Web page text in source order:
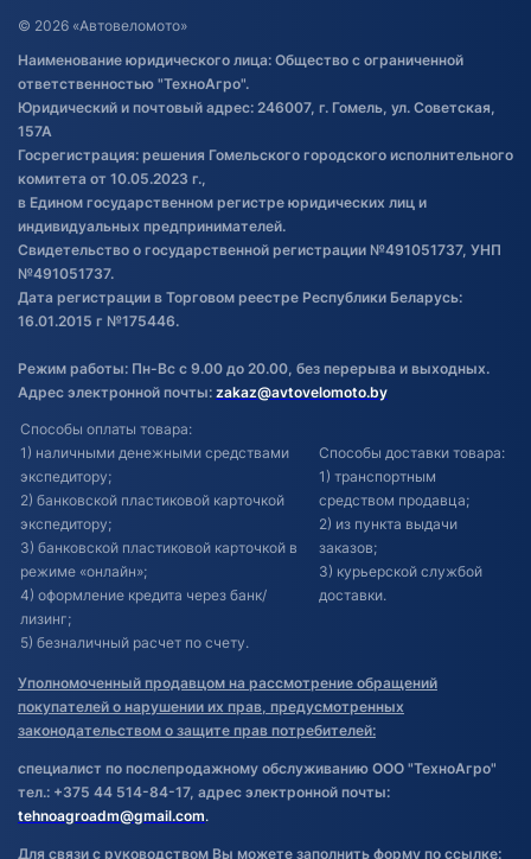
Договор публичной оферты
Обработка файлов cookie
Постановка транспорта на учет
Обновления в ЭПТС 2024
© 2026 «Автовеломото»
Наименование юридического лица: Общество с ограниченной
ответственностью "ТехноАгро".
Юридический и почтовый адрес: 246007, г. Гомель, ул. Советская,
157А
Госрегистрация: решения Гомельского городского исполнительного
комитета от 10.05.2023 г.,
в Едином государственном регистре юридических лиц и
индивидуальных предпринимателей.
Свидетельство о государственной регистрации №491051737, УНП
№491051737.
Дата регистрации в Торговом реестре Республики Беларусь:
16.01.2015 г №175446.
Режим работы: Пн-Вс с 9.00 до 20.00, без перерыва и выходных.
Адрес электронной почты: zakaz@avtovelomoto.by
Способы оплаты товара:
1) наличными денежными средствами
экспедитору;
2) банковской пластиковой карточкой
экспедитору;
3) банковской пластиковой карточкой в
режиме «онлайн»;
4) оформление кредита через банк/
лизинг;
5) безналичный расчет по счету.
Способы доставки товара:
1) транспортным
средством продавца;
2) из пункта выдачи
заказов;
3) курьерской службой
доставки.
Уполномоченный продавцом на рассмотрение обращений
покупателей о нарушении их прав, предусмотренных
законодательством о защите прав потребителей:
специалист по послепродажному обслуживанию ООО "ТехноАгро"
тел.: +375 44 514-84-17, адрес электронной почты:
tehnoagroadm@gmail.com.
Для связи с руководством Вы можете заполнить форму по ссылке: